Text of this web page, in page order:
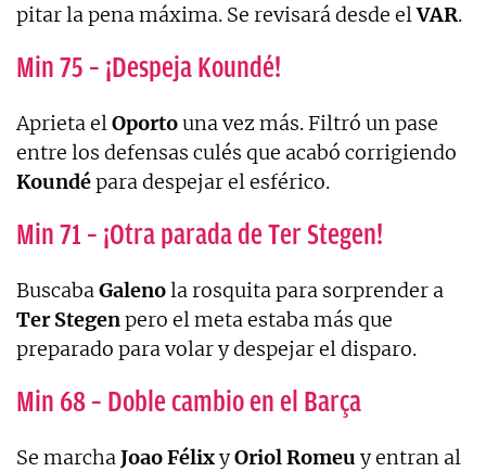
pitar la pena máxima. Se revisará desde elVAR.
Min 75 – ¡Despeja Koundé!
Aprieta elOportouna vez más. Filtró un pase
entre los defensas culés que acabó corrigiendo
Koundépara despejar el esférico.
Min 71 – ¡Otra parada de Ter Stegen!
BuscabaGalenola rosquita para sorprender a
Ter Stegenpero el meta estaba más que
preparado para volar y despejar el disparo.
Min 68 – Doble cambio en el Barça
Se marchaJoao FélixyOriol Romeu y entran al